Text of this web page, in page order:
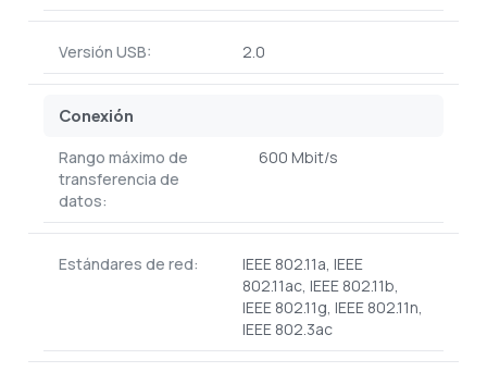
Versión USB: 2.0
Conexión
Rango máximo de
transferencia de
datos:
600 Mbit/s
Estándares de red:
IEEE 802.11a, IEEE
802.11ac, IEEE 802.11b,
IEEE 802.11g, IEEE 802.11n,
IEEE 802.3ac